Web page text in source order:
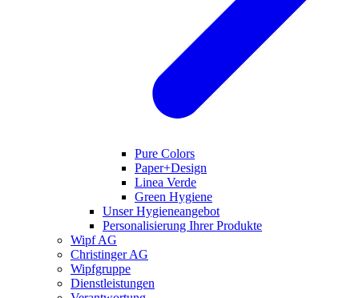
Pure Colors
Paper+Design
Linea Verde
Green Hygiene
Unser Hygieneangebot
Personalisierung Ihrer Produkte
Wipf AG
Christinger AG
Wipfgruppe
Dienstleistungen